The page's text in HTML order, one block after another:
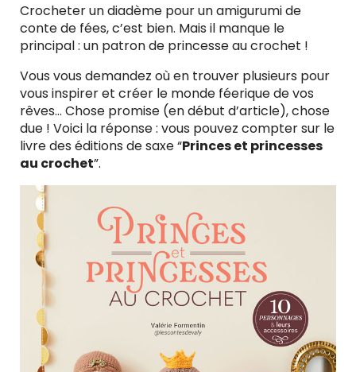
Crocheter un diadème pour un amigurumi de
conte de fées, c’est bien. Mais il manque le
principal : un patron de princesse au crochet !
Vous vous demandez où en trouver plusieurs pour
vous inspirer et créer le monde féerique de vos
rêves… Chose promise (en début d’article), chose
due ! Voici la réponse : vous pouvez compter sur le
livre des éditions de saxe “Princes et princesses
au crochet”.